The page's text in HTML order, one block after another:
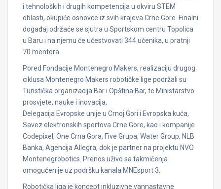
i tehnoloških i drugih kompetencija u okviru STEM
oblasti, okupiće osnovce iz svih krajeva Crne Gore. Finalni
događaj održaće se sjutra u Sportskom centru Topolica
u Baru i na njemu će učestvovati 344 učenika, u pratnji
70 mentora.
Pored Fondacije Montenegro Makers, realizaciju drugog
ciklusa Montenegro Makers robotičke lige podržali su
Turistička organizacija Bar i Opština Bar, te Ministarstvo
prosvjete, nauke i inovacija,
Delegacija Evropske unije u Crnoj Gori i Evropska kuća,
Savez elektronskih sportova Crne Gore, kao i kompanije
Codepixel, One Crna Gora, Five Grupa, Water Group, NLB
Banka, Agencija Allegra, dok je partner na projektu NVO
Montenegrobotics. Prenos uživo sa takmičenja
omogućen je uz podršku kanala MNEsport 3.
Robotička liga je koncept inkluzivne vannastavne